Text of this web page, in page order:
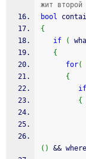
жит
bool
{
if
(
{
for(
{
if
{
( ) && where